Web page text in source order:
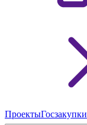
ПроектыГосзакупки